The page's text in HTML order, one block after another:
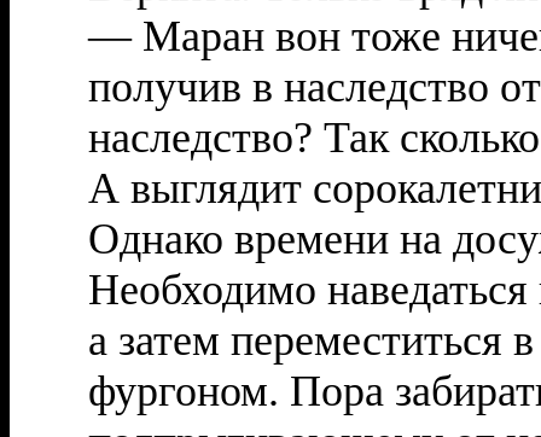
— Маран вон тоже
получив в наследство
наследство? Так
А выглядит
Однако времени на
Необходимо
а затем переместиться
фургоном. Пора